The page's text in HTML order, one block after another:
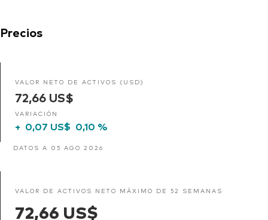
Precios
VALOR NETO DE ACTIVOS (USD)
72,66 US$
VARIACIÓN
+ 0,07 US$ 0,10 %
DATOS A 05 AGO 2026
VALOR DE ACTIVOS NETO MÁXIMO DE 52 SEMANAS
72,66 US$